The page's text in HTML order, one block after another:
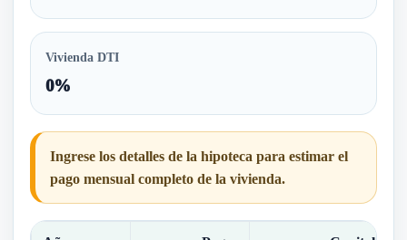
Vivienda DTI
0%
Ingrese los detalles de la hipoteca para estimar el
pago mensual completo de la vivienda.